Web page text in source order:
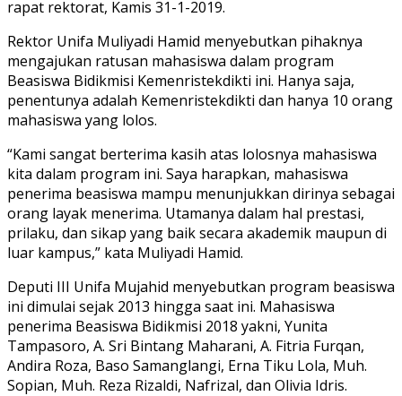
rapat rektorat, Kamis 31-1-2019.
Rektor Unifa Muliyadi Hamid menyebutkan pihaknya
mengajukan ratusan mahasiswa dalam program
Beasiswa Bidikmisi Kemenristekdikti ini. Hanya saja,
penentunya adalah Kemenristekdikti dan hanya 10 orang
mahasiswa yang lolos.
“Kami sangat berterima kasih atas lolosnya mahasiswa
kita dalam program ini. Saya harapkan, mahasiswa
penerima beasiswa mampu menunjukkan dirinya sebagai
orang layak menerima. Utamanya dalam hal prestasi,
prilaku, dan sikap yang baik secara akademik maupun di
luar kampus,” kata Muliyadi Hamid.
Deputi III Unifa Mujahid menyebutkan program beasiswa
ini dimulai sejak 2013 hingga saat ini. Mahasiswa
penerima Beasiswa Bidikmisi 2018 yakni, Yunita
Tampasoro, A. Sri Bintang Maharani, A. Fitria Furqan,
Andira Roza, Baso Samanglangi, Erna Tiku Lola, Muh.
Sopian, Muh. Reza Rizaldi, Nafrizal, dan Olivia Idris.